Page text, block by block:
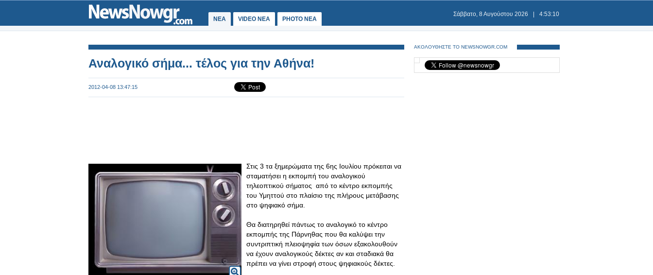
ΝΕΑ VIDEO NEA PHOTO NEA
Σάββατο, 8 Αυγούστου 2026 4:53:10
Αναλογικό σήμα... τέλος για την Αθήνα!
2012-04-08 13:47:15
Στις 3 τα ξημερώματα της 6ης Ιουλίου πρόκειται να
σταματήσει η εκπομπή του αναλογικού
τηλεοπτικού σήματος από το κέντρο εκπομπής
του Υμηττού στο πλαίσιο της πλήρους μετάβασης
στο ψηφιακό σήμα.
Θα διατηρηθεί πάντως το αναλογικό το κέντρο
εκπομπής της Πάρνηθας που θα καλύψει την
συντριπτική πλειοψηφία των όσων εξακολουθούν
να έχουν αναλογικούς δέκτες αν και σταδιακά θα
πρέπει να γίνει στροφή στους ψηφιακούς δέκτες.
ΑΚΟΛΟΥΘΗΣΤΕ ΤΟ NEWSNOWGR.COM